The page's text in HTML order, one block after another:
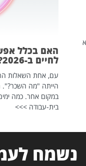
האם בכלל
לחיים ב-2026?
עם, אחת השאלות
הייתה "מה השכר?".
במקום אחר. כמה
בית-עבודה >>>
נשמח